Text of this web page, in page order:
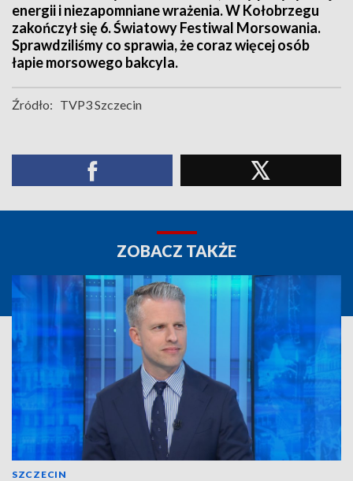
energii i niezapomniane wrażenia. W Kołobrzegu
zakończył się 6. Światowy Festiwal Morsowania.
Sprawdziliśmy co sprawia, że coraz więcej osób
łapie morsowego bakcyla.
Źródło: TVP3 Szczecin
ZOBACZ TAKŻE
SZCZECIN